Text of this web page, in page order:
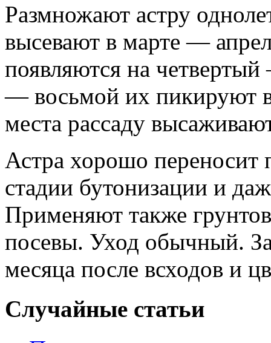
Размножают астру
высевают в марте —
появляются на
— восьмой их пикируют
места рассаду
Астра хорошо переносит
стадии бутонизации и
Применяют также
посевы. Уход обычный.
месяца после всходов и
Случайные статьи